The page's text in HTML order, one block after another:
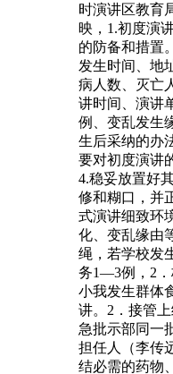
时演讲区教育
映，1.初度演
的防备和措置
发生时间、地
病人数、灭亡
讲时间、演讲
例、变乱发生
生后采纳的办
要对初度演讲
4.稳妥放置好
修和糊口，并
式演讲细致环
化、变乱缘由
绳，若学校发
务1—3例，2
小我发生群体
讲。2．接管
急批示部同一
担任人（李传
结必需的药物